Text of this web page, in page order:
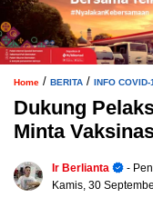
Home / BERITA / INFO COVID-
Dukung
Minta
Ir Berlianta
-
Kamis, 30